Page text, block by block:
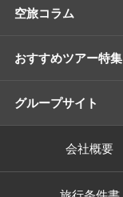
空旅コラム
おすすめツアー特集
グループサイト
会社概要